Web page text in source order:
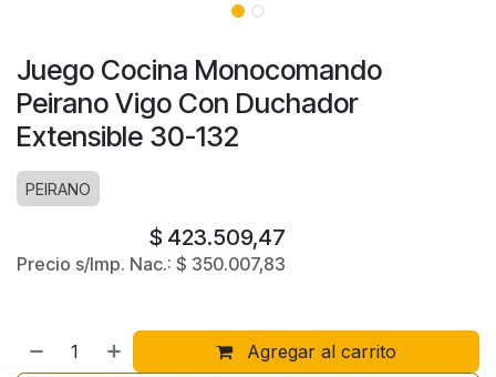
Juego Cocina Monocomando
Peirano Vigo Con Duchador
Extensible 30-132
PEIRANO
$ 423.509,47
Precio s/Imp. Nac.: $ 350.007,83
Agregar al carrito